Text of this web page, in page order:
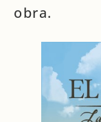
obra.